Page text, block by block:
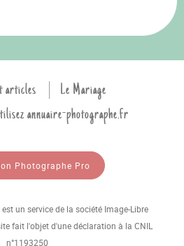
articles
Le Mariage
annuaire-photographe.fr
Photographe Pro
un service de la société Image-Libre
fait l'objet d'une déclaration à la CNIL
n°1193250